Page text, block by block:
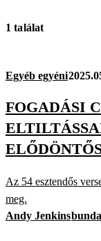
1 találat
Egyéb egyéni
FOGADÁSI
Az 54 esztendős
meg.
Andy Jenkinsbunda